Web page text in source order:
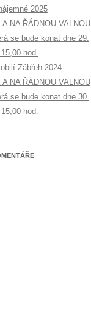
2025
NA ŘÁDNOU VALNOU
se bude konat dne 29.
hod.
Zábřeh 2024
NA ŘÁDNOU VALNOU
se bude konat dne 30.
hod.